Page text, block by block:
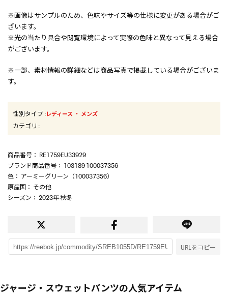
※画像はサンプルのため、色味やサイズ等の仕様に変更がある場合がご
ざいます。
※光の当たり具合や閲覧環境によって実際の色味と異なって見える場合
がございます。
※一部、素材情報の詳細などは商品写真で掲載している場合がございま
す。
性別タイプ:レディース ・ メンズ
カテゴリ :
商品番号 ： RE1759EU33929
ブランド商品番号 ： 103189 100037356
色 ： アーミーグリーン（100037356）
原産国 ： その他
シーズン ： 2023年 秋冬
URLをコピー
ジャージ・スウェットパンツの人気アイテム